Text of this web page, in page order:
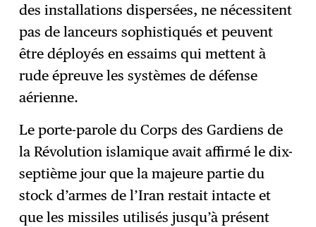
des installations dispersées, ne nécessitent
pas de lanceurs sophistiqués et peuvent
être déployés en essaims qui mettent à
rude épreuve les systèmes de défense
aérienne.
Le porte-parole du Corps des Gardiens de
la Révolution islamique avait affirmé le dix-
septième jour que la majeure partie du
stock d’armes de l’Iran restait intacte et
que les missiles utilisés jusqu’à présent